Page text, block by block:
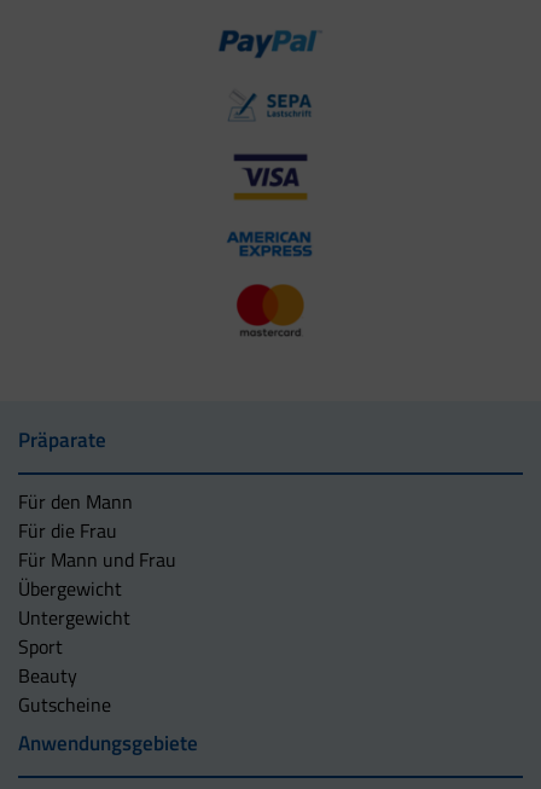
Präparate
Für den Mann
Für die Frau
Für Mann und Frau
Übergewicht
Untergewicht
Sport
Beauty
Gutscheine
Anwendungsgebiete